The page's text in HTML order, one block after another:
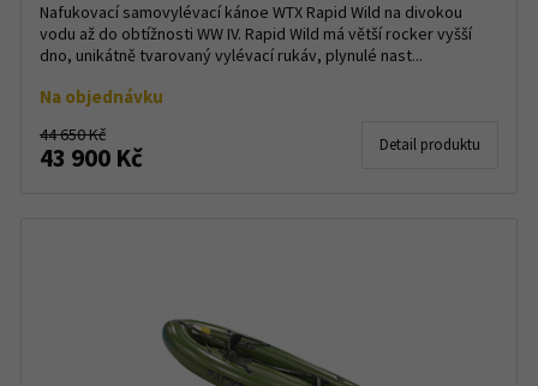
Nafukovací samovylévací kánoe WTX Rapid Wild na divokou
vodu až do obtížnosti WW IV. Rapid Wild má větší rocker vyšší
dno, unikátně tvarovaný vylévací rukáv, plynulé nast...
Na objednávku
44 650 Kč
43 900 Kč Detail produktu